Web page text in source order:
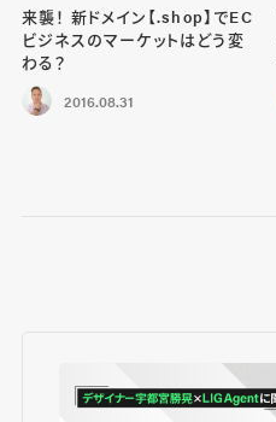
来襲！ 新ドメイン【.shop】でEC
ビジネスのマーケットはどう変
わる？
2016.08.31